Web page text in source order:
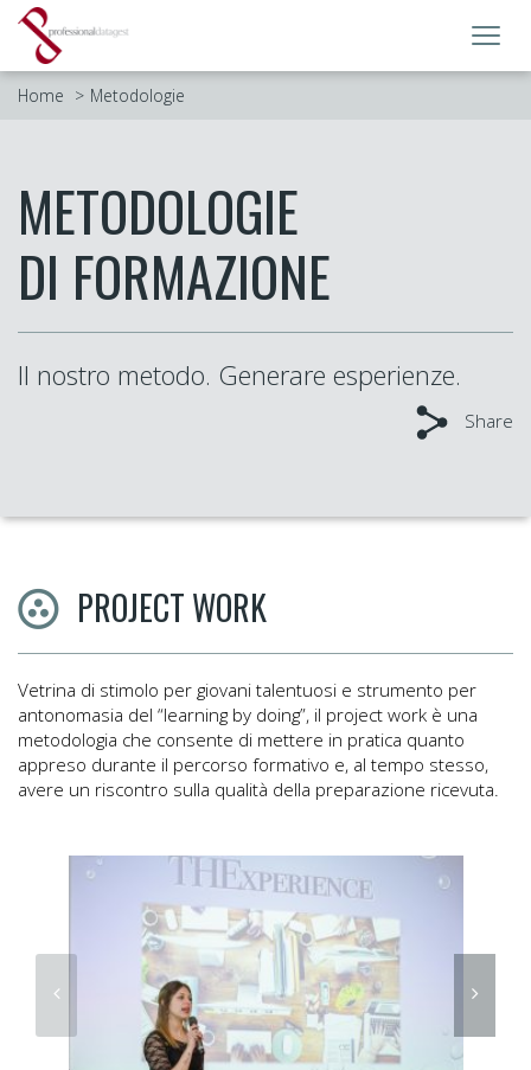
Home Metodologie
METODOLOGIE
DI FORMAZIONE
Il nostro metodo. Generare esperienze.
Share
PROJECT WORK
Vetrina di stimolo per giovani talentuosi e strumento per
antonomasia del “learning by doing”, il project work è una
metodologia che consente di mettere in pratica quanto
appreso durante il percorso formativo e, al tempo stesso,
avere un riscontro sulla qualità della preparazione ricevuta.